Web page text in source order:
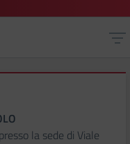
la sede di Viale